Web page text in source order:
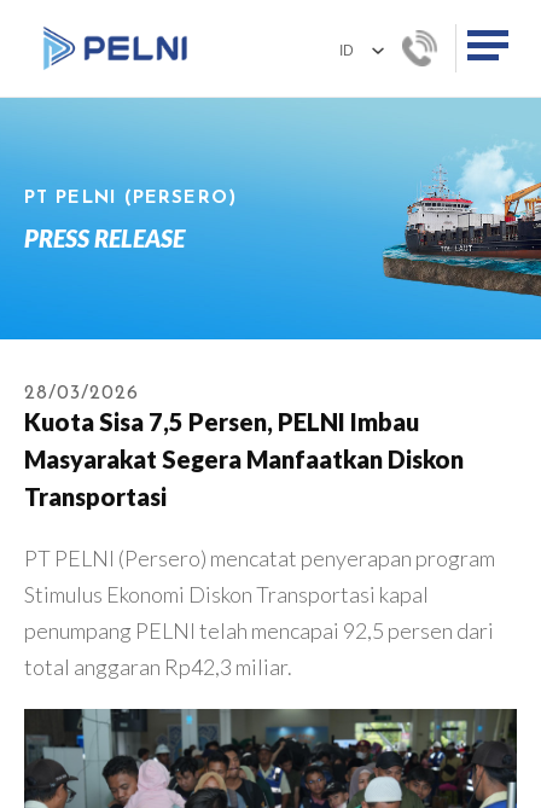
PT PELNI (PERSERO)
PRESS RELEASE
28/03/2026
Kuota Sisa 7,5 Persen, PELNI Imbau
Masyarakat Segera Manfaatkan Diskon
Transportasi
PT PELNI (Persero) mencatat penyerapan program
Stimulus Ekonomi Diskon Transportasi kapal
penumpang PELNI telah mencapai 92,5 persen dari
total anggaran Rp42,3 miliar.